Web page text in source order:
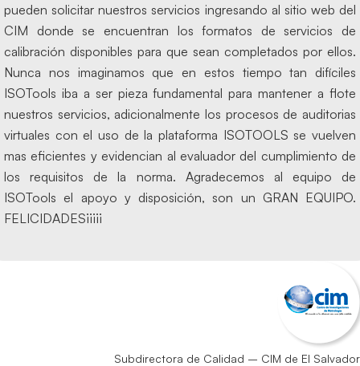
Subdirectora de Calidad – CIM de El Salvador
pueden solicitar nuestros servicios ingresando al sitio web del
CIM donde se encuentran los formatos de servicios de
calibración disponibles para que sean completados por ellos.
Nunca nos imaginamos que en estos tiempo tan difíciles
ISOTools iba a ser pieza fundamental para mantener a flote
nuestros servicios, adicionalmente los procesos de auditorias
virtuales con el uso de la plataforma ISOTOOLS se vuelven
mas eficientes y evidencian al evaluador del cumplimiento de
los requisitos de la norma. Agradecemos al equipo de
ISOTools el apoyo y disposición, son un GRAN EQUIPO.
FELICIDADES¡¡¡¡¡